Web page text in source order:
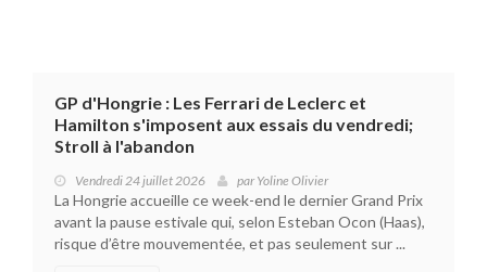
GP d'Hongrie : Les Ferrari de Leclerc et
Hamilton s'imposent aux essais du vendredi;
Stroll à l'abandon
Vendredi 24 juillet 2026 par Yoline Olivier
La Hongrie accueille ce week-end le dernier Grand Prix
avant la pause estivale qui, selon Esteban Ocon (Haas),
risque d’être mouvementée, et pas seulement sur ...